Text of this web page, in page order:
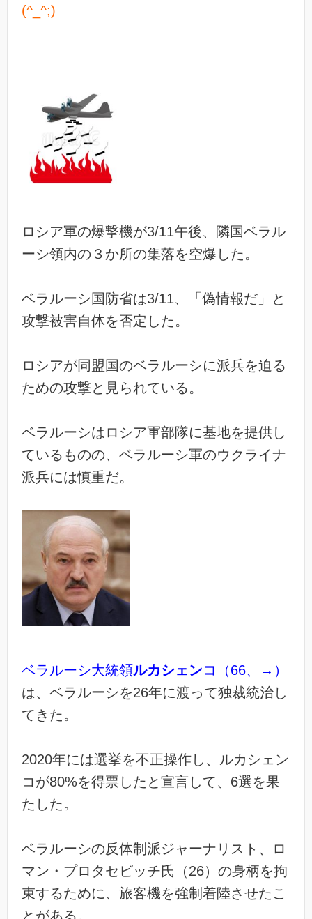
(^_^;)
ロシア軍の爆撃機が3/11午後、隣国ベラル
ーシ領内の３か所の集落を空爆した。
ベラルーシ国防省は3/11、「偽情報だ」と
攻撃被害自体を否定した。
ロシアが同盟国のベラルーシに派兵を迫る
ための攻撃と見られている。
ベラルーシはロシア軍部隊に基地を提供し
ているものの、ベラルーシ軍のウクライナ
派兵には慎重だ。
ベラルーシ大統領ルカシェンコ
（66、→）
は、ベラルーシを26年に渡って独裁統治し
てきた。
2020年には選挙を不正操作し、ルカシェン
コが80%を得票したと宣言して、6選を果
たした。
ベラルーシの反体制派ジャーナリスト、ロ
マン・プロタセビッチ氏（26）の身柄を拘
束するために、旅客機を強制着陸させたこ
とがある。